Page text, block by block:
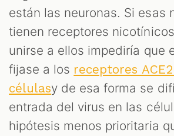
están las neuronas. Si esas
tienen receptores
unirse a ellos impediría que
fijase a los receptores
célulasy de esa forma se
entrada del virus en las
hipótesis menos prioritaria